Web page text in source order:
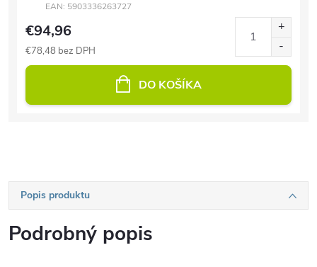
EAN: 5903336263727
€94,96
€78,48 bez DPH
DO KOŠÍKA
Popis produktu
Podrobný popis